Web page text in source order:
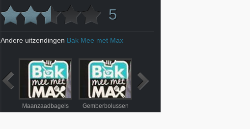
5
Andere uitzendingen Bak Mee met Max
Maanzaadbagels Gemberbolussen